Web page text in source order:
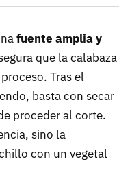
fuente amplia y
que la calabaza
Tras el
basta con secar
proceder al corte.
sino la
con un vegetal